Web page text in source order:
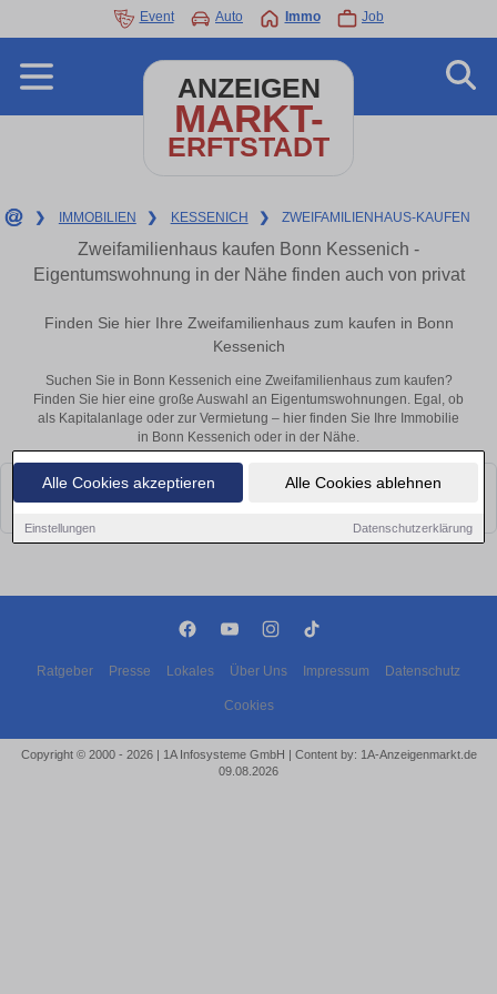
Alle Cookies akzeptieren Alle Cookies ablehnen
Einstellungen Datenschutzerklärung
Event Auto Immo Job
ANZEIGEN
MARKT-
ERFTSTADT
❯ IMMOBILIEN ❯ KESSENICH ❯ ZWEIFAMILIENHAUS-KAUFEN
Zweifamilienhaus kaufen Bonn Kessenich -
Eigentumswohnung in der Nähe finden auch von privat
Finden Sie hier Ihre Zweifamilienhaus zum kaufen in Bonn
Kessenich
Suchen Sie in Bonn Kessenich eine Zweifamilienhaus zum kaufen?
Finden Sie hier eine große Auswahl an Eigentumswohnungen. Egal, ob
als Kapitalanlage oder zur Vermietung – hier finden Sie Ihre Immobilie
in Bonn Kessenich oder in der Nähe.
Leider konnten wir derzeit keine passenden Objekte finden. Schauen Sie
bald wieder vorbei!
Ratgeber Presse Lokales Über Uns Impressum Datenschutz
Cookies
Copyright © 2000 - 2026 | 1A Infosysteme GmbH | Content by: 1A-Anzeigenmarkt.de
09.08.2026